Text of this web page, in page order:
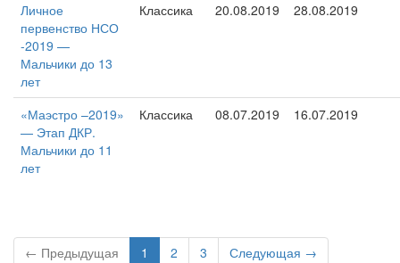
Личное
первенство НСО
-2019 —
Мальчики до 13
лет
Классика 20.08.2019 28.08.2019
«Маэстро –2019»
— Этап ДКР.
Мальчики до 11
лет
Классика 08.07.2019 16.07.2019
← Предыдущая 1 2 3 Следующая →